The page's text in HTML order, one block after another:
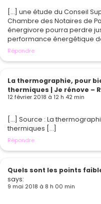
[…] une étude du Conseil
Chambre des Notaires de
énergivore pourra perdre
performance énergétique
Répondre
La thermographie, pour
thermiques | Je rénove –
12 février 2018 à 12 h 42 min
[…] Source : La
thermiques […]
Répondre
Quels sont les points
says:
9 mai 2018 à 8 h 00 min